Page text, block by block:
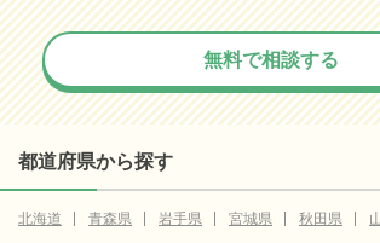
無料で相談する
都道府県から探す
北海道 青森県 岩手県 宮城県 秋田県